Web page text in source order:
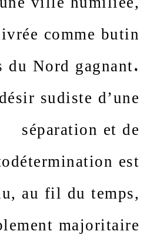
comme butin
Nord gagnant.
sudiste d’une
séparation et de
est
au fil du temps,
majoritaire.